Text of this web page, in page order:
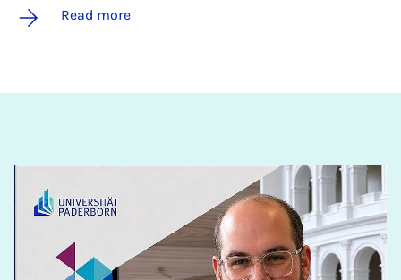
Read more